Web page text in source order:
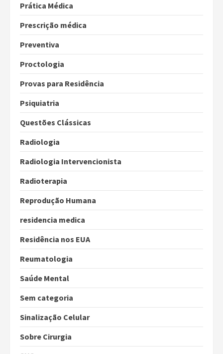
Prática Médica
Prescrição médica
Preventiva
Proctologia
Provas para Residência
Psiquiatria
Questões Clássicas
Radiologia
Radiologia Intervencionista
Radioterapia
Reprodução Humana
residencia medica
Residência nos EUA
Reumatologia
Saúde Mental
Sem categoria
Sinalização Celular
Sobre Cirurgia